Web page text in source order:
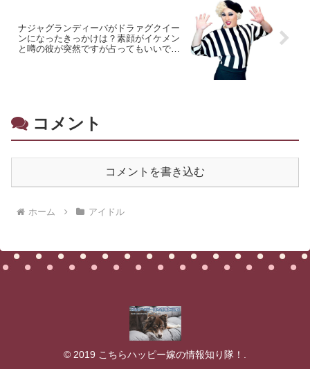
ナジャグランディーバがドラァグクイー
ンになったきっかけは？素顔がイケメン
と噂の彼が突然ですが占ってもいいです
コメント
コメントを書き込む
ホーム アイドル
© 2019 こちらハッピー嫁の情報知り隊！.